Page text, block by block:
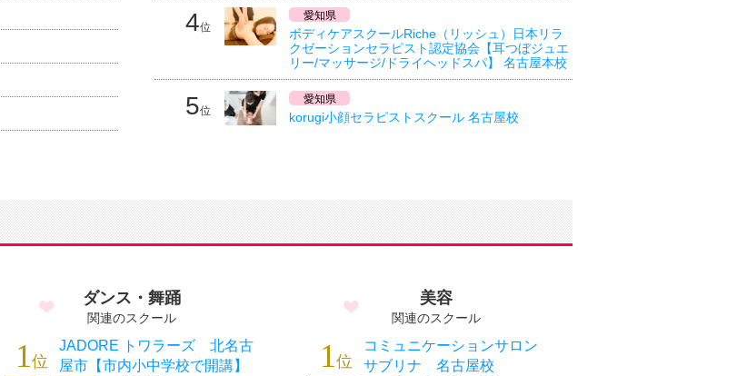
4位
愛知県
ボディケアスクールRiche（リッシュ）日本リラ
クゼーションセラピスト認定協会【耳つぼジュエ
リー/マッサージ/ドライヘッドスパ】 名古屋本校
5位
愛知県
korugi小顔セラピストスクール 名古屋校
ダンス・舞踊
関連のスクール
1位
JADORE トワラーズ 北名古
屋市【市内小中学校で開講】
美容
関連のスクール
1位
コミュニケーションサロン
サブリナ 名古屋校